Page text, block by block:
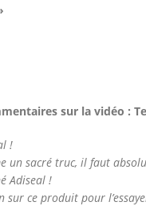
sur la vidéo :
!
un sacré truc, il faut
Adiseal !
ce produit pour